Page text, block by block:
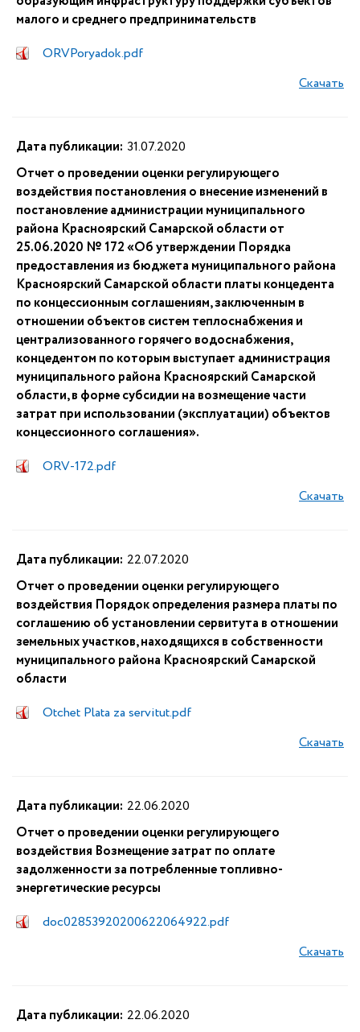
малого и среднего предпринимательств
ORVPoryadok.pdf
Скачать
Дата публикации: 31.07.2020
Отчет о проведении оценки регулирующего
воздействия постановления о внесение изменений в
постановление администрации муниципального
района Красноярский Самарской области от
25.06.2020 № 172 «Об утверждении Порядка
предоставления из бюджета муниципального района
Красноярский Самарской области платы концедента
по концессионным соглашениям, заключенным в
отношении объектов систем теплоснабжения и
централизованного горячего водоснабжения,
концедентом по которым выступает администрация
муниципального района Красноярский Самарской
области, в форме субсидии на возмещение части
затрат при использовании (эксплуатации) объектов
концессионного соглашения».
ORV-172.pdf
Скачать
Дата публикации: 22.07.2020
Отчет о проведении оценки регулирующего
воздействия Порядок определения размера платы по
соглашению об установлении сервитута в отношении
земельных участков, находящихся в собственности
муниципального района Красноярский Самарской
области
Otchet Plata za servitut.pdf
Скачать
Дата публикации: 22.06.2020
Отчет о проведении оценки регулирующего
воздействия Возмещение затрат по оплате
задолженности за потребленные топливно-
энергетические ресурсы
doc02853920200622064922.pdf
Скачать
Дата публикации: 22.06.2020